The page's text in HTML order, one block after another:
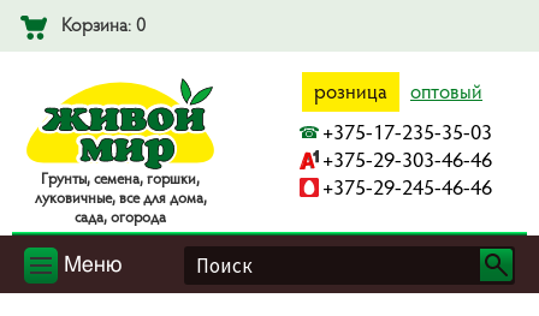
Корзина: 0
Гpyнты, ceмeнa, гopшки,
лyкoвичныe, вce для дoмa,
caдa, oгopoдa
розница оптовый
+375-17-235-35-03
+375-29-303-46-46
+375-29-245-46-46
Меню